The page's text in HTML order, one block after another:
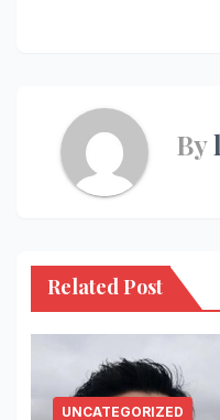
By
Related Post
UNCATEGORIZED